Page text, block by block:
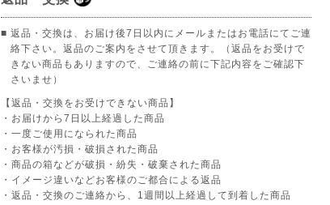
■ 返品・交換は、お届け後7日以内にメールまたはお電話にてご連
絡下さい。返品のご案内をさせて頂きます。（返品をお受けで
きない商品もありますので、ご連絡の前に下記内容をご確認下
さいませ）
【返品・交換をお受けできない商品】
・お届けから7日以上経過した商品
・一度ご使用になられた商品
・お客様が汚損・破損された商品
・商品の箱などが破損・紛失・破棄された商品
・イメージ違いなどお客様のご都合による返品
・返品・交換のご連絡から、1週間以上経過して到着した商品